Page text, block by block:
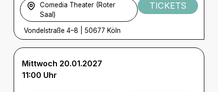
Comedia Theater (Roter
Saal)
Vondelstraße 4–8 50677 Köln
TICKETS
Mittwoch 20.01.2027
11:00 Uhr